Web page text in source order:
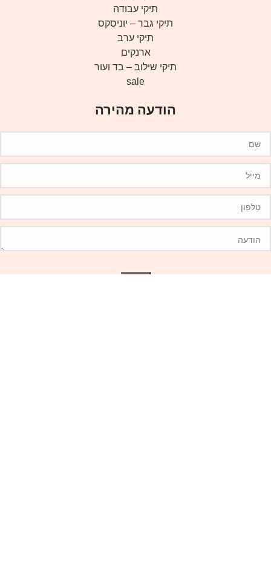
תיקי עבודה
תיקי גבר – יוניסקס
תיקי ערב
ארנקים
תיקי שילוב – בד ועור
sale
הודעה מהירה